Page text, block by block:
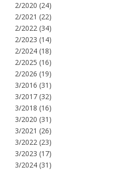
2/2020 (24)
2/2021 (22)
2/2022 (34)
2/2023 (14)
2/2024 (18)
2/2025 (16)
2/2026 (19)
3/2016 (31)
3/2017 (32)
3/2018 (16)
3/2020 (31)
3/2021 (26)
3/2022 (23)
3/2023 (17)
3/2024 (31)